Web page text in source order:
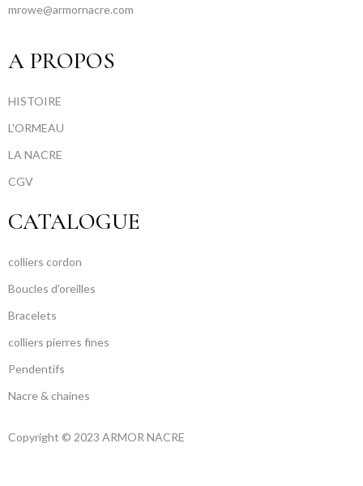
mrowe@armornacre.com
A PROPOS
HISTOIRE
L'ORMEAU
LA NACRE
CGV
CATALOGUE
colliers cordon
Boucles d'oreilles
Bracelets
colliers pierres fines
Pendentifs
Nacre & chaines
Copyright © 2023 ARMOR NACRE